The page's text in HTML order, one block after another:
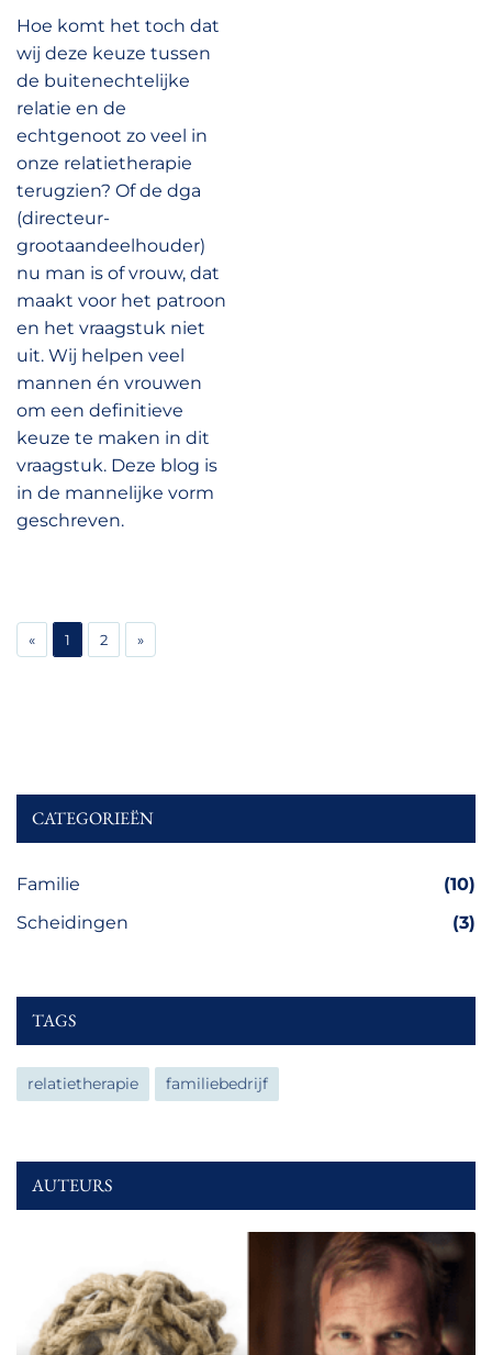
Hoe komt het toch dat
wij deze keuze tussen
de buitenechtelijke
relatie en de
echtgenoot zo veel in
onze relatietherapie
terugzien? Of de dga
(directeur-
grootaandeelhouder)
nu man is of vrouw, dat
maakt voor het patroon
en het vraagstuk niet
uit. Wij helpen veel
mannen én vrouwen
om een definitieve
keuze te maken in dit
vraagstuk. Deze blog is
in de mannelijke vorm
geschreven.
« 1 2 »
CATEGORIEËN
Familie
(10)
Scheidingen
(3)
TAGS
relatietherapie familiebedrijf
AUTEURS